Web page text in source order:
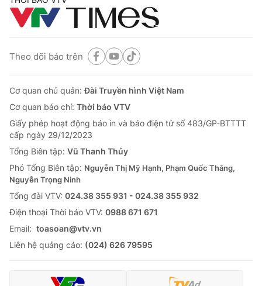
Theo dõi báo trên
Cơ quan chủ quản:Đài Truyền hình Việt Nam
Cơ quan báo chí: Thời báo VTV
Giấy phép hoạt động báo in và báo điện tử số 483/GP-BTTTT
cấp ngày 29/12/2023
Tổng Biên tập: Vũ Thanh Thủy
Phó Tổng Biên tập: Nguyễn Thị Mỹ Hạnh, Phạm Quốc Thắng,
Nguyễn Trọng Ninh
Tổng đài VTV: 024.38 355 931 - 024.38 355 932
Ðiện thoại Thời báo VTV: 0988 671 671
Email: toasoan@vtv.vn
Liên hệ quảng cáo: (024) 626 79595